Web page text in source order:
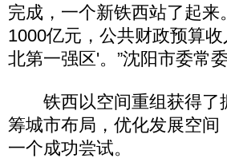
完成，一个新铁西站了起来
1000亿元，公共财政预算
北第一强区'。”沈阳市委常
铁西以空间重组获得了
筹城市布局，优化发展空
一个成功尝试。